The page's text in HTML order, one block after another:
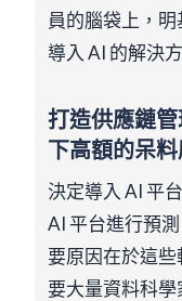
員的腦袋上，
導入 AI 的解決
打造供應鏈
下高額的呆
決定導入 AI 平
AI 平台進行預
要原因在於這
要大量資料科